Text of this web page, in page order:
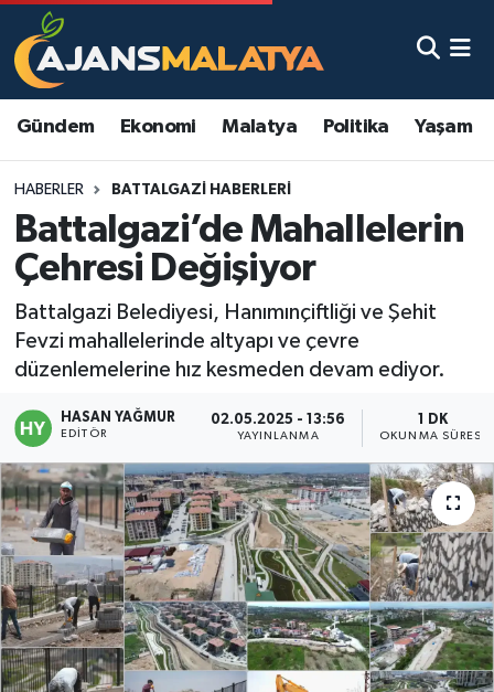
Gündem Ekonomi Malatya Politika Yaşam
HABERLER BATTALGAZI HABERLERI
Battalgazi’de Mahallelerin
Çehresi Değişiyor
Battalgazi Belediyesi, Hanımınçiftliği ve Şehit
Fevzi mahallelerinde altyapı ve çevre
düzenlemelerine hız kesmeden devam ediyor.
HASAN YAĞMUR
EDITÖR
02.05.2025 - 13:56
YAYINLANMA
1 DK
OKUNMA SÜRESI
Asayiş
Eğitim
Ekonomi
Gündem
Kadın
Kültür & Sanat
Magazin
Politika
Sağlık
Spor
Malatya Nöbetçi Eczaneler
Malatya Namaz Vakitleri
Malatya Trafik Yoğunluk Haritası
TFF 3.Lig 2.Grup Puan Durumu ve Fikstür
Tüm Manşetler
Son Dakika Haberleri
Haber Arşivi